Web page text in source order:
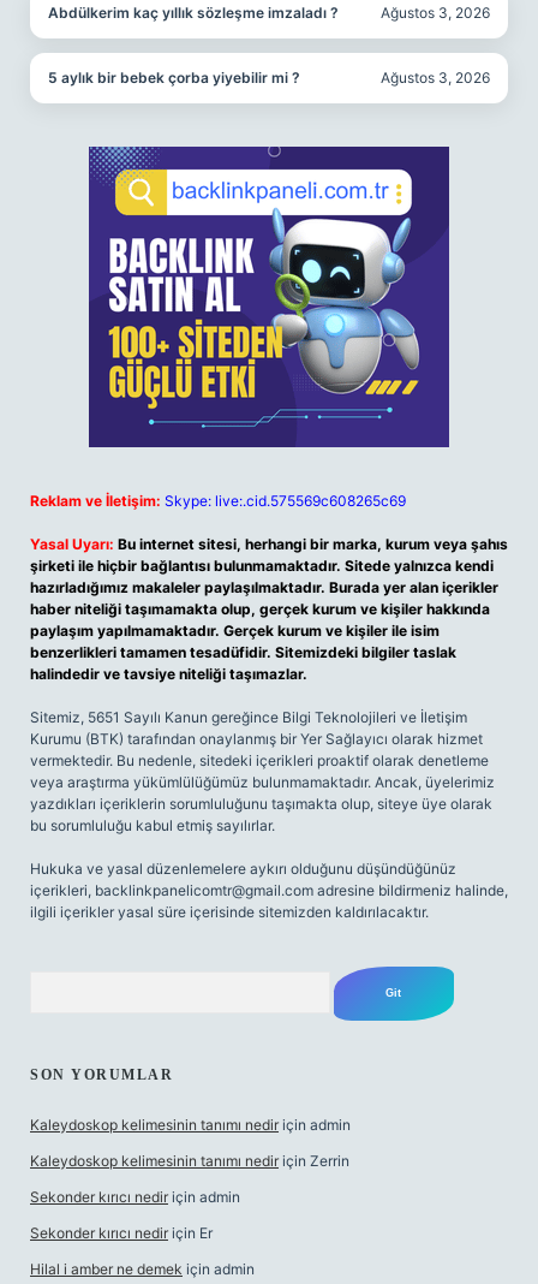
Abdülkerim kaç yıllık sözleşme imzaladı ? Ağustos 3, 2026
5 aylık bir bebek çorba yiyebilir mi ? Ağustos 3, 2026
Reklam ve İletişim: Skype: live:.cid.575569c608265c69
Yasal Uyarı: Bu internet sitesi, herhangi bir marka, kurum veya şahıs
şirketi ile hiçbir bağlantısı bulunmamaktadır. Sitede yalnızca kendi
hazırladığımız makaleler paylaşılmaktadır. Burada yer alan içerikler
haber niteliği taşımamakta olup, gerçek kurum ve kişiler hakkında
paylaşım yapılmamaktadır. Gerçek kurum ve kişiler ile isim
benzerlikleri tamamen tesadüfidir. Sitemizdeki bilgiler taslak
halindedir ve tavsiye niteliği taşımazlar.
Sitemiz, 5651 Sayılı Kanun gereğince Bilgi Teknolojileri ve İletişim
Kurumu (BTK) tarafından onaylanmış bir Yer Sağlayıcı olarak hizmet
vermektedir. Bu nedenle, sitedeki içerikleri proaktif olarak denetleme
veya araştırma yükümlülüğümüz bulunmamaktadır. Ancak, üyelerimiz
yazdıkları içeriklerin sorumluluğunu taşımakta olup, siteye üye olarak
bu sorumluluğu kabul etmiş sayılırlar.
Hukuka ve yasal düzenlemelere aykırı olduğunu düşündüğünüz
içerikleri, backlinkpanelicomtr@gmail.com adresine bildirmeniz halinde,
ilgili içerikler yasal süre içerisinde sitemizden kaldırılacaktır.
SON YORUMLAR
Kaleydoskop kelimesinin tanımı nedir için admin
Kaleydoskop kelimesinin tanımı nedir için Zerrin
Sekonder kırıcı nedir için admin
Sekonder kırıcı nedir için Er
Hilal i amber ne demek için admin